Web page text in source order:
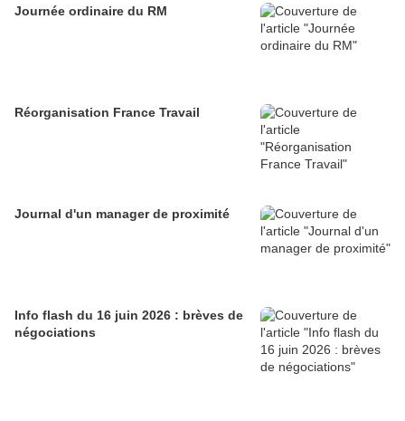
Journée ordinaire du RM
Réorganisation France Travail
Journal d'un manager de proximité
Info flash du 16 juin 2026 : brèves de
négociations